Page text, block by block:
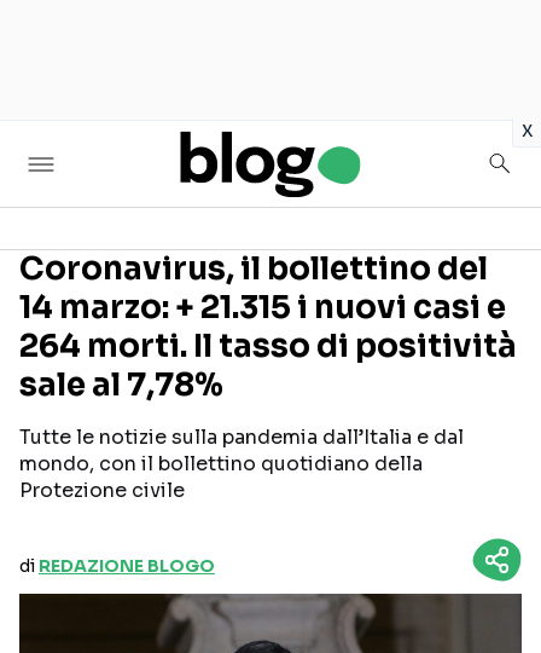
x
Seguici sui social
Coronavirus, il bollettino del
14 marzo: + 21.315 i nuovi casi e
264 morti. Il tasso di positività
sale al 7,78%
Tutte le notizie sulla pandemia dall’Italia e dal
mondo, con il bollettino quotidiano della
Protezione civile
di REDAZIONE BLOGO